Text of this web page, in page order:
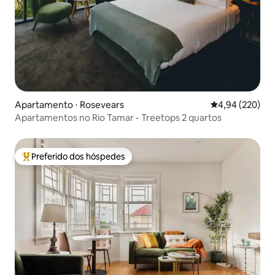
Apartamento ⋅ Rosevears 4,94 de uma
4,94 (220)
Apartamentos no Rio Tamar - Treetops 2 quartos
Entre os melhores preferidos dos hóspedes
Preferido dos hóspedes